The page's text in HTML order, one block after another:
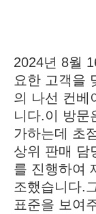
2024년 8월
요한 고객을
의 나선 컨베
니다.이 방문
가하는데 초
상위 판매 담
를 진행하여
조했습니다.
표준을 보여